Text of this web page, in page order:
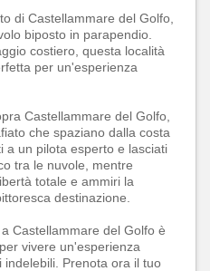
di Castellammare del Golfo,
biposto in parapendio.
costiero, questa località
per un'esperienza
Castellammare del Golfo,
che spaziano dalla costa
a un pilota esperto e lasciati
tra le nuvole, mentre
totale e ammiri la
destinazione.
Castellammare del Golfo è
vivere un'esperienza
Prenota ora il tuo